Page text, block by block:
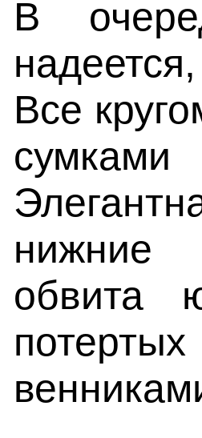
В
Все
нижние
обвита